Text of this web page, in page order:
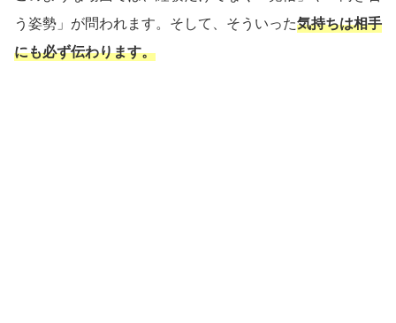
う姿勢」が問われます。そして、そういった気持ちは相手
にも必ず伝わります。